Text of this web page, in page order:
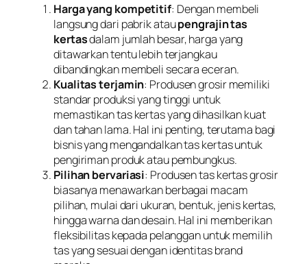
Harga yang kompetitif: Dengan membeli
langsung dari pabrik ataupengrajin tas
kertasdalam jumlah besar, harga yang
ditawarkan tentu lebih terjangkau
dibandingkan membeli secara eceran.
Kualitas terjamin: Produsen grosir memiliki
standar produksi yang tinggi untuk
memastikan tas kertas yang dihasilkan kuat
dan tahan lama. Hal ini penting, terutama bagi
bisnis yang mengandalkan tas kertas untuk
pengiriman produk atau pembungkus.
Pilihan bervariasi: Produsen tas kertas grosir
biasanya menawarkan berbagai macam
pilihan, mulai dari ukuran, bentuk, jenis kertas,
hingga warna dan desain. Hal ini memberikan
fleksibilitas kepada pelanggan untuk memilih
tas yang sesuai dengan identitas brand